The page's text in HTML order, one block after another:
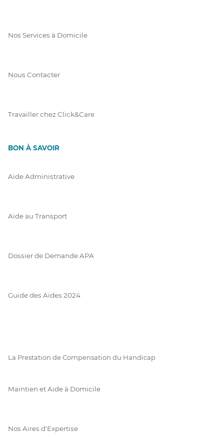
Nos Services à Domicile
Nous Contacter
Travailler chez Click&Care
BON À SAVOIR
Aide Administrative
Aide au Transport
Dossier de Demande APA
Guide des Aides 2024
La Prestation de Compensation du Handicap
Maintien et Aide à Domicile
Nos Aires d'Expertise